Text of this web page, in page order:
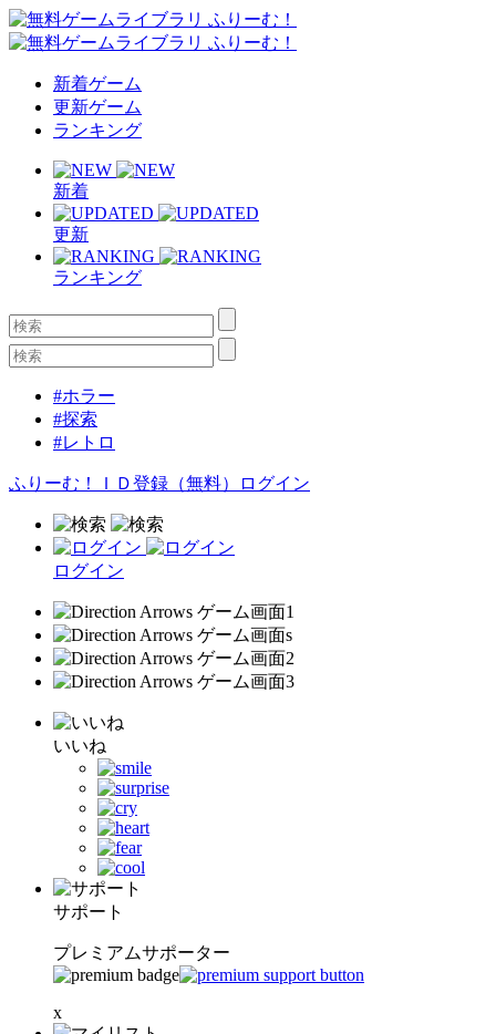
新着ゲーム
更新ゲーム
ランキング
新着
更新
ランキング
#ホラー
#探索
#レトロ
ふりーむ！ＩＤ登録（無料） ログイン
ログイン
いいね
サポート
プレミアムサポーター
x